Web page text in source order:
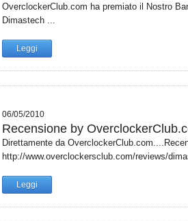
OverclockerClub.com ha premiato il Nostro
Dimastech ...
Leggi
06/05/2010
Recensione by
Direttamente da
http://www.overclockersclub.com/reviews/
Leggi